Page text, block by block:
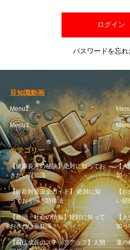
パスワードを忘れ
豆知識動画
Menu1
Menu3
カテゴリー
【健康長寿の秘訣】絶対に知ってお
きたい豆知識
【人
知っ
【詐欺対策完全ガイド】 絶対に知
っておくべき防衛法
【
い節
【政治・社会の情報】絶対に知って
おきたい豆知識
【人
知っ
【自己成長のステップアップ】人間
運の